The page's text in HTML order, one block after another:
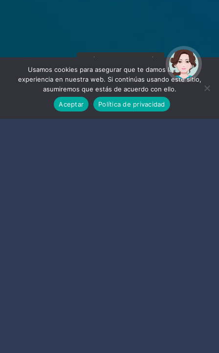
Usamos cookies para asegurar que te damos la mejor
experiencia en nuestra web. Si continúas usando este sitio,
asumiremos que estás de acuerdo con ello.
Aceptar
Política de privacidad
¡Hola! Soy Noy. ¿Puedo
ayudarte?